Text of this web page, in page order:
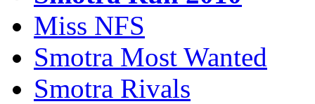
Miss NFS
Smotra Most Wanted
Smotra Rivals